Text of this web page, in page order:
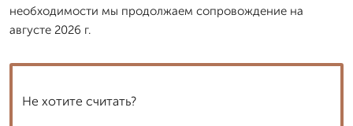
необходимости мы продолжаем сопровождение на
августе 2026 г.
Не хотите считать?